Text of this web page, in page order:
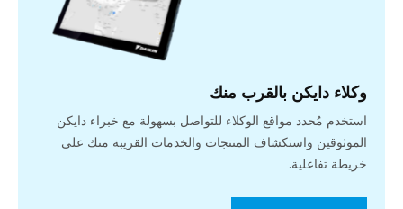
وكلاء دايكن بالقرب منك
استخدم مُحدد مواقع الوكلاء للتواصل بسهولة مع خبراء دايكن
الموثوقين واستكشاف المنتجات والخدمات القريبة منك على
خريطة تفاعلية.